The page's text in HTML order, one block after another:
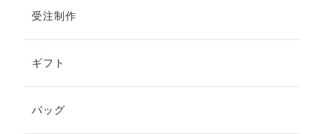
受注制作
ギフト
バッグ